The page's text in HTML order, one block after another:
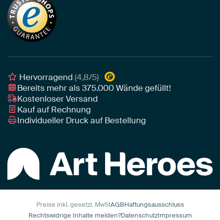
Tapete
Leinwand
Leinwand für draußen
Akustik-Tipps
Tipps von unseren Botschaftern
Individuelle Einrichtungsberatung
Unser Team
Botschafter
Awards und Preise
Art Heroes App
Hervorragend(4,8/5)
Bereits mehr als375.000Wände gefüllt!
Kostenloser Versand
Kauf auf Rechnung
Individueller Druck auf Bestellung
Preise inkl. gesetzl. MwStAGBHaftungsausschluss
Rechtswidrige Inhalte melden?DatenschutzImpressum